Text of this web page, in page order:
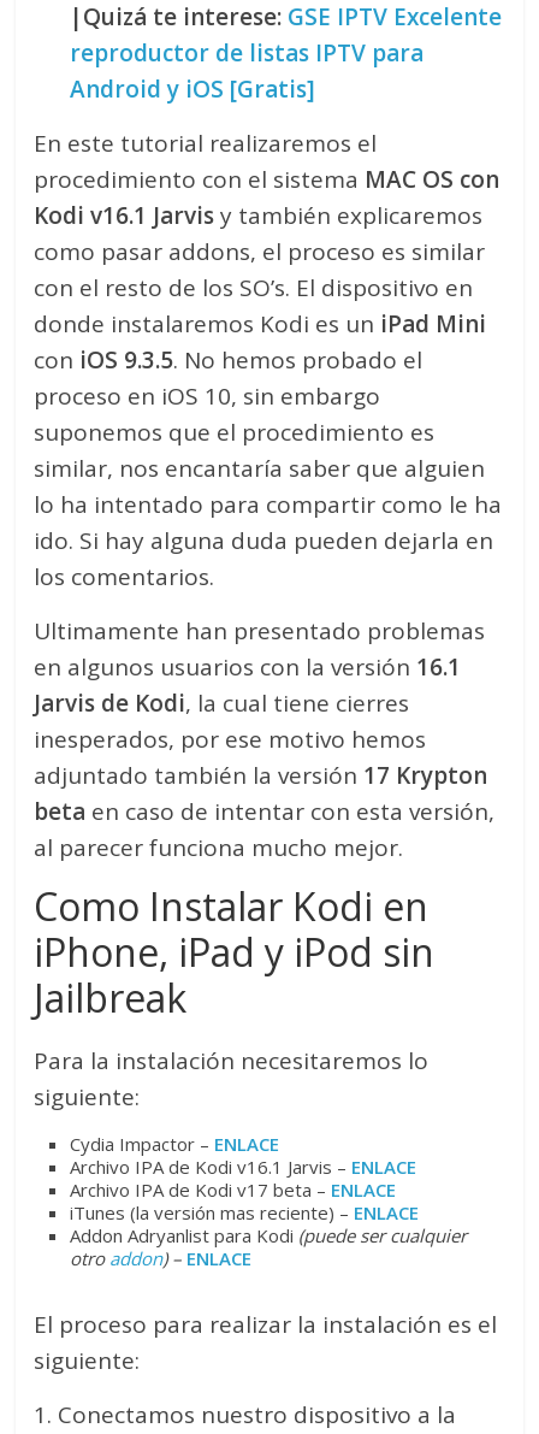
|Quizá te interese: GSE IPTV Excelente
reproductor de listas IPTV para
Android y iOS [Gratis]
En este tutorial realizaremos el
procedimiento con el sistema MAC OS con
Kodi v16.1 Jarvisy también explicaremos
como pasar addons, el proceso es similar
con el resto de los SO’s. El dispositivo en
donde instalaremos Kodi es un iPad Mini
con iOS 9.3.5. No hemos probado el
proceso en iOS 10, sin embargo
suponemos que el procedimiento es
similar, nos encantaría saber que alguien
lo ha intentado para compartir como le ha
ido. Si hay alguna duda pueden dejarla en
los comentarios.
Ultimamente han presentado problemas
en algunos usuarios con la versión 16.1
Jarvis de Kodi, la cual tiene cierres
inesperados, por ese motivo hemos
adjuntado también la versión 17 Krypton
beta en caso de intentar con esta versión,
al parecer funciona mucho mejor.
Como Instalar Kodi en
iPhone, iPad y iPod sin
Jailbreak
Para la instalación necesitaremos lo
siguiente:
Cydia Impactor – ENLACE
Archivo IPA de Kodi v16.1 Jarvis – ENLACE
Archivo IPA de Kodi v17 beta – ENLACE
iTunes (la versión mas reciente) – ENLACE
Addon Adryanlist para Kodi (puede ser cualquier
otro addon) – ENLACE
El proceso para realizar la instalación es el
siguiente:
1. Conectamos nuestro dispositivo a la